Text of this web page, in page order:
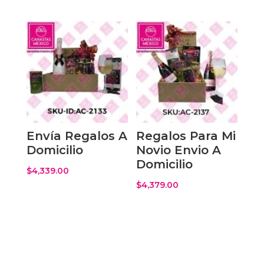
Envía Regalos A
Domicilio
$4,339.00
Regalos Para Mi
Novio Envio A
Domicilio
$4,379.00